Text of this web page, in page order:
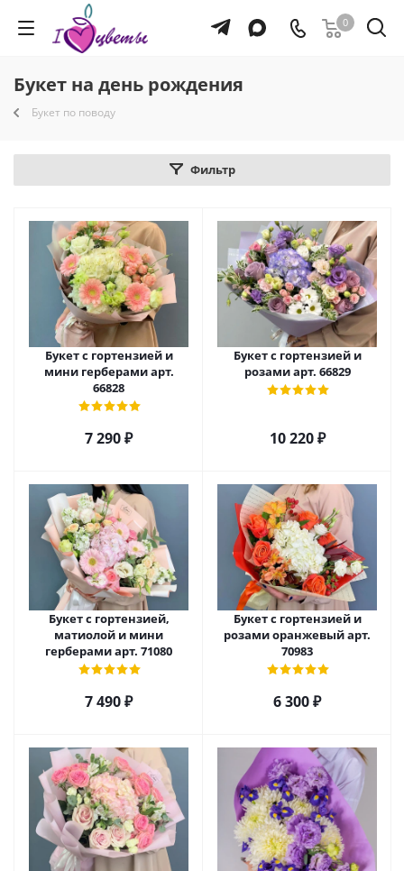
0
Букет на день рождения
Букет по поводу
Фильтр
Букет с гортензией и
мини герберами арт.
66828
7 290₽
Букет с гортензией и
розами арт. 66829
10 220₽
Букет с гортензией,
матиолой и мини
герберами арт. 71080
7 490₽
Букет с гортензией и
розами оранжевый арт.
70983
6 300₽